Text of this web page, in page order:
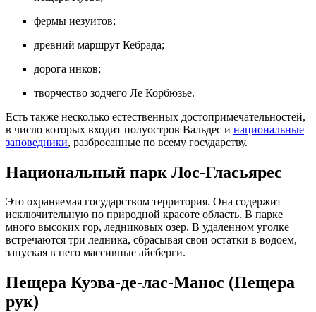
фермы иезуитов;
древний маршрут Кебрада;
дорога инков;
творчество зодчего Ле Корбюзье.
Есть также несколько естественных достопримечательностей,
в число которых входит полуостров Вальдес и национальные
заповедники, разбросанные по всему государству.
Национальный парк Лос-Гласьярес
Это охраняемая государством территория. Она содержит
исключительную по природной красоте область. В парке
много высоких гор, ледниковых озер. В удаленном уголке
встречаются три ледника, сбрасывая свои остатки в водоем,
запуская в него массивные айсберги.
Пещера Куэва-де-лас-Манос (Пещера
рук)